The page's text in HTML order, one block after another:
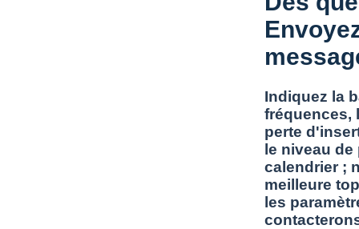
Indiquez la
fréquences,
perte
le niveau
calendrier ;
meilleure
les